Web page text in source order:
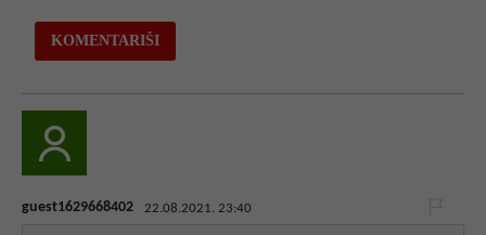
guest1629668402 22.08.2021. 23:40